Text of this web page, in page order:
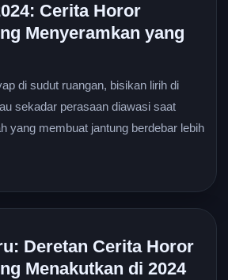
Cerita Horor
Menyeramkan yang
di sudut ruangan, bisikan lirih di
sekadar perasaan diawasi saat
yang membuat jantung berdebar lebih
Deretan Cerita Horor
Menakutkan di 2024